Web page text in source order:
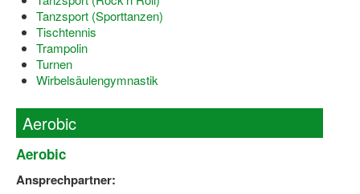
Seniorensport
Wassergymnastik / Aqua-Step
Reha-Sportangebote in NRW suchen
Sportjugend
Wir über uns "Leitbild"
Vorstand Sportjugend
Tanzsport (Sporttanzen)
Tischtennis
Trampolin
Turnen
Wirbelsäulengymnastik
Aerobic
Aerobic
Ansprechpartner: